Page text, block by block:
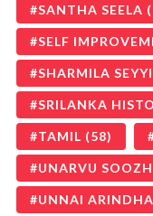
SANTHA SEELA
SELF
SHARMILA
SRILANKA
TAMIL (58)
UNARVU
UNNAI